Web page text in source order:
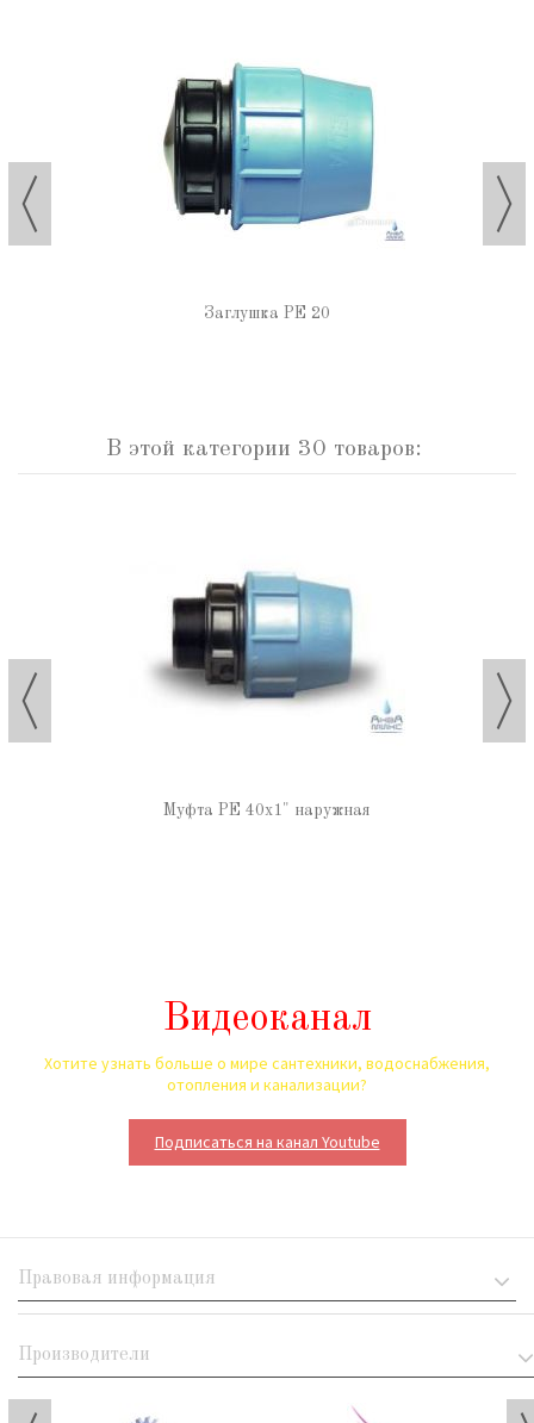
Заглушка РЕ 20
В этой категории 30 товаров:
Муфта РЕ 40х1" наружная
Видеоканал
Хотите узнать больше о мире сантехники, водоснабжения,
отопления и канализации?
Подписаться на канал Youtube
Правовая информация
Производители